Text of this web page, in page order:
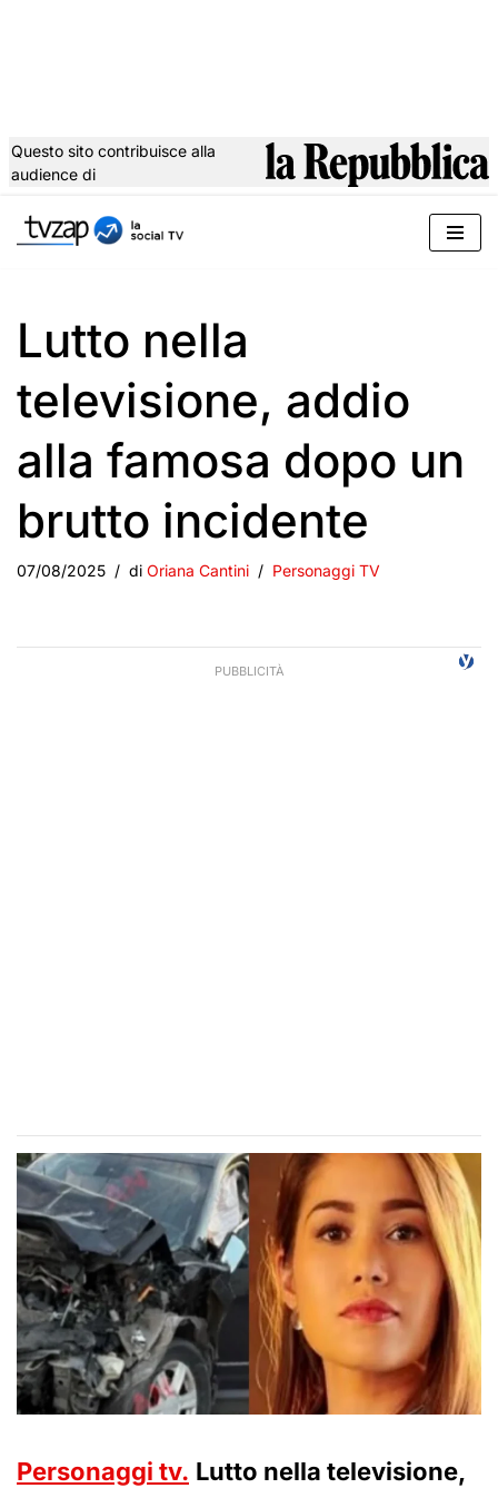
al
Questo sito contribuisce alla
audience di
Lutto nella
televisione, addio
alla famosa dopo un
brutto incidente
07/08/2025 di Oriana Cantini Personaggi TV
Personaggi tv. Lutto nella televisione,